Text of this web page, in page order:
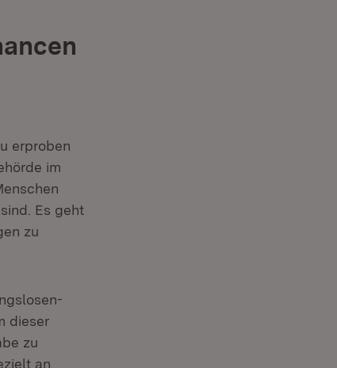
erproben
im
Es geht
zu
dieser
zu
an